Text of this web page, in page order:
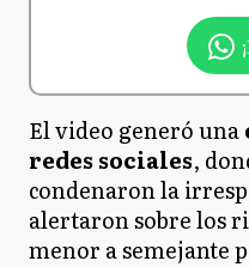
El video generó una
redes sociales,
condenaron la
alertaron sobre los
menor a semejante